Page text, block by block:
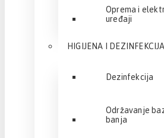
Oprema i
uređaji
HIGIJENA I DEZINFEKCIJA
Dezinfekcija
Održavanje
banja